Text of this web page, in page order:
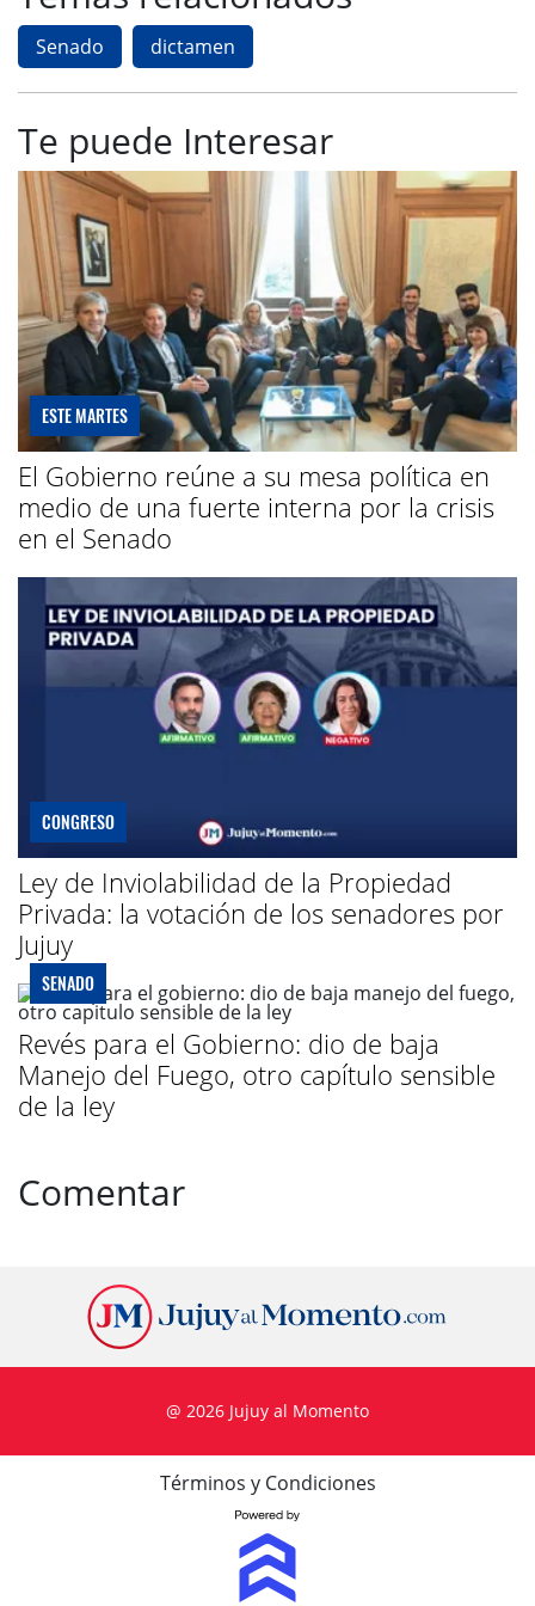
Senado dictamen
Te puede Interesar
ESTE MARTES
El Gobierno reúne a su mesa política en
medio de una fuerte interna por la crisis
en el Senado
CONGRESO
Ley de Inviolabilidad de la Propiedad
Privada: la votación de los senadores por
Jujuy
SENADO
Revés para el Gobierno: dio de baja
Manejo del Fuego, otro capítulo sensible
de la ley
Comentar
@ 2026 Jujuy al Momento
Términos y Condiciones